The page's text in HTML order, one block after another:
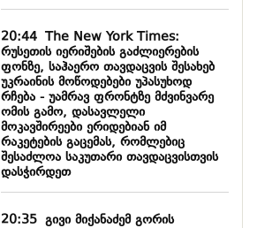
20:44The New York Times:
რუსეთის იერიშების გაძლიერების
ფონზე, საჰაერო თავდაცვის შესახებ
უკრაინის მოწოდებები უპასუხოდ
რჩება - უამრავ ფრონტზე მძვინვარე
ომის გამო, დასავლელი
მოკავშირეები ერიდებიან იმ
რაკეტების გაცემას, რომლებიც
შესაძლოა საკუთარი თავდაცვისთვის
დასჭირდეთ
20:35გივი მიქანაძემ გორის